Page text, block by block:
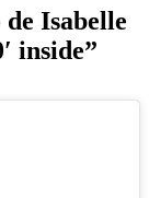
de Isabelle
inside”